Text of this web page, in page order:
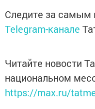
Следите за
Telegram-канале
Читайте новости
национальном
https://max.ru/